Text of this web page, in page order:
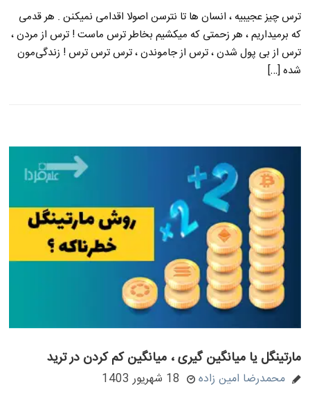
ترس چیز عجیبیه ، انسان ها تا نترسن اصولا اقدامی نمیکنن . هر قدمی
که برمیداریم ، هر زحمتی که میکشیم بخاطر ترس ماست ! ترس از مردن ،
ترس از بی پول شدن ، ترس از جاموندن ، ترس ترس ترس ! زندگی‌مون
شده […]
مارتینگل یا میانگین گیری ، میانگین کم کردن در ترید
محمدرضا امین زاده 18 شهریور 1403